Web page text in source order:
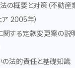
の概要と対策（不動産
ア 2005年）
する定款変更案の説
法的責任と基礎知識